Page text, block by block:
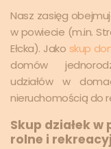
Nasz zasięg
w powiecie (m.in.
Ełcka). Jako skup
domów
udziałów w
nieruchomością do
Skup działek
rolne i